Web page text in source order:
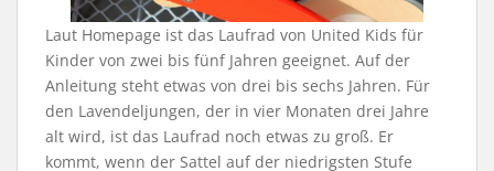
Laut Homepage ist das Laufrad von United Kids für
Kinder von zwei bis fünf Jahren geeignet. Auf der
Anleitung steht etwas von drei bis sechs Jahren. Für
den Lavendeljungen, der in vier Monaten drei Jahre
alt wird, ist das Laufrad noch etwas zu groß. Er
kommt, wenn der Sattel auf der niedrigsten Stufe